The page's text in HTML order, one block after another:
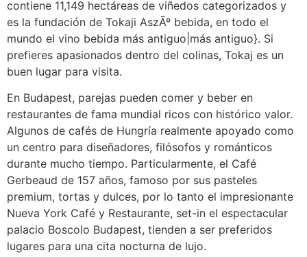
contiene 11,149 hectáreas de viñedos categorizados y
es la fundación de Tokaji AszÃº bebida, en todo el
mundo el vino bebida más antiguo|más antiguo}. Si
prefieres apasionados dentro del colinas, Tokaj es un
buen lugar para visita.
En Budapest, parejas pueden comer y beber en
restaurantes de fama mundial ricos con histórico valor.
Algunos de cafés de Hungría realmente apoyado como
un centro para diseñadores, filósofos y románticos
durante mucho tiempo. Particularmente, el Café
Gerbeaud de 157 años, famoso por sus pasteles
premium, tortas y dulces, por lo tanto el impresionante
Nueva York Café y Restaurante, set-in el espectacular
palacio Boscolo Budapest, tienden a ser preferidos
lugares para una cita nocturna de lujo.